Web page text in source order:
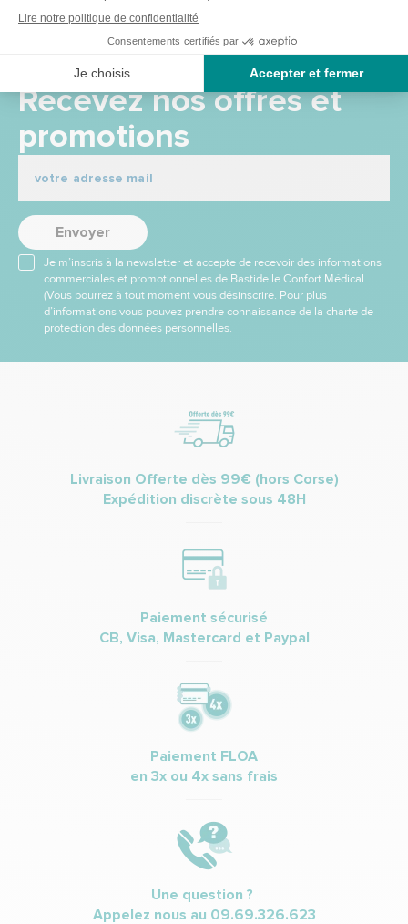
retrouvez nos produits et matériel médical au meilleur
Recevez nos offres et
promotions
Envoyer
Je m’inscris à la newsletter et accepte de recevoir des informations
commerciales et promotionnelles de Bastide le Confort Médical.
(Vous pourrez à tout moment vous désinscrire. Pour plus
d’informations vous pouvez prendre connaissance de la charte de
protection des données personnelles.
Livraison Offerte dès 99€ (hors Corse)
Expédition discrète sous 48H
Paiement sécurisé
CB, Visa, Mastercard et Paypal
Paiement FLOA
en 3x ou 4x sans frais
Une question ?
Appelez nous au 09.69.326.623